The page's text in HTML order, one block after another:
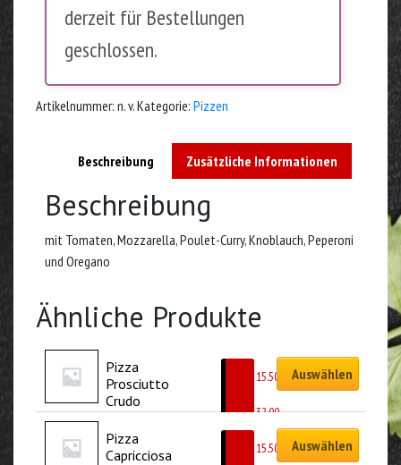
derzeit für Bestellungen
geschlossen.
Artikelnummer: n. v.Kategorie: Pizzen
Beschreibung Zusätzliche Informationen
Beschreibung
mit Tomaten, Mozzarella, Poulet-Curry, Knoblauch, Peperoni
und Oregano
Ähnliche Produkte
Pizza
Prosciutto
Crudo
15.50
CHF32.00
Auswählen
Pizza
Capricciosa
15.50
Auswählen